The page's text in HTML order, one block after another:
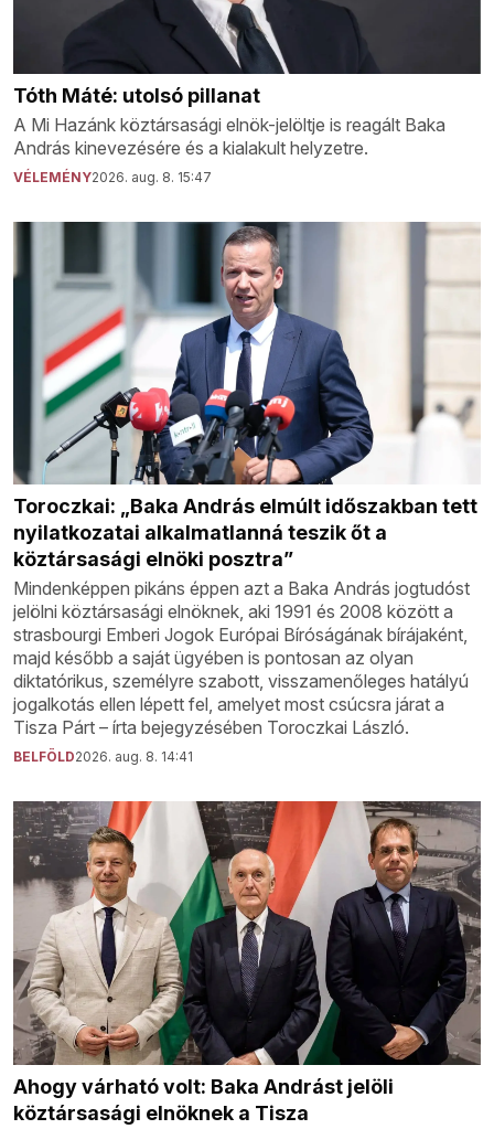
Tóth Máté: utolsó pillanat
A Mi Hazánk köztársasági elnök-jelöltje is reagált Baka
András kinevezésére és a kialakult helyzetre.
VÉLEMÉNY2026. aug. 8. 15:47
Toroczkai: „Baka András elmúlt időszakban tett
nyilatkozatai alkalmatlanná teszik őt a
köztársasági elnöki posztra”
Mindenképpen pikáns éppen azt a Baka András jogtudóst
jelölni köztársasági elnöknek, aki 1991 és 2008 között a
strasbourgi Emberi Jogok Európai Bíróságának bírájaként,
majd később a saját ügyében is pontosan az olyan
diktatórikus, személyre szabott, visszamenőleges hatályú
jogalkotás ellen lépett fel, amelyet most csúcsra járat a
Tisza Párt – írta bejegyzésében Toroczkai László.
BELFÖLD2026. aug. 8. 14:41
Ahogy várható volt: Baka Andrást jelöli
köztársasági elnöknek a Tisza